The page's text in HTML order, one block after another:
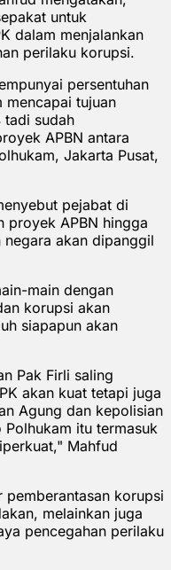
untuk
dalam menjalankan
perilaku korupsi.
persentuhan
mencapai tujuan
tadi sudah
APBN antara
Jakarta Pusat,
pejabat di
proyek APBN hingga
akan dipanggil
main dengan
korupsi akan
siapapun akan
Pak Firli saling
akan kuat tetapi juga
Agung dan kepolisian
itu termasuk
Mahfud
pemberantasan korupsi
melainkan juga
pencegahan perilaku